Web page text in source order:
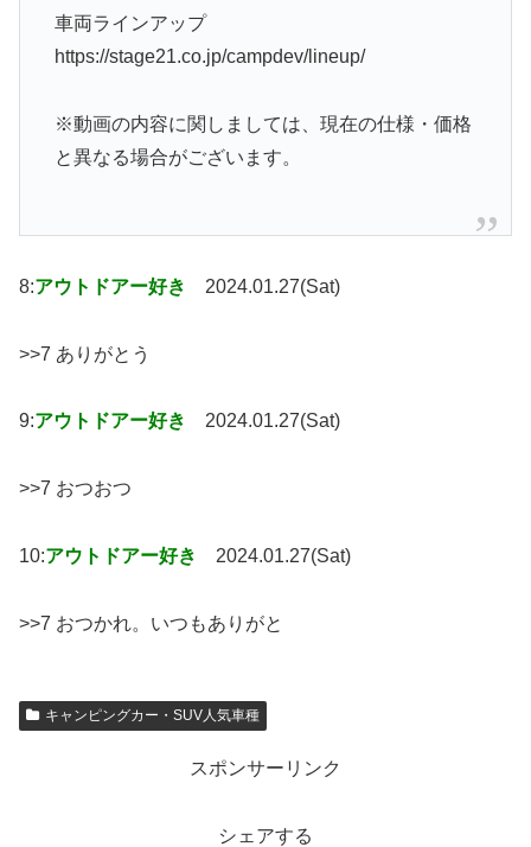
車両ラインアップ
https://stage21.co.jp/campdev/lineup/
※動画の内容に関しましては、現在の仕様・価格
と異なる場合がございます。
8:アウトドアー好き 2024.01.27(Sat)
>>7 ありがとう
9:アウトドアー好き 2024.01.27(Sat)
>>7 おつおつ
10:アウトドアー好き 2024.01.27(Sat)
>>7 おつかれ。いつもありがと
キャンピングカー・SUV人気車種
スポンサーリンク
シェアする